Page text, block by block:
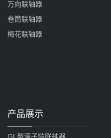
万向联轴器
卷筒联轴器
梅花联轴器
产品展示
GL型滚子链联轴器